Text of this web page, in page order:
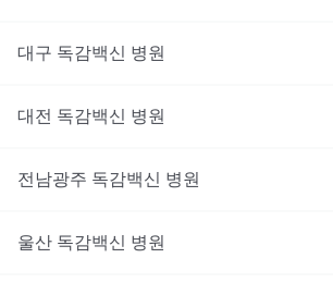
대구 독감백신 병원
대전 독감백신 병원
전남광주 독감백신 병원
울산 독감백신 병원